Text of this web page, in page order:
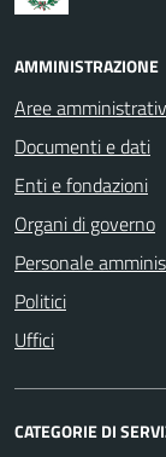
AMMINISTRAZIONE
Aree
Documenti e dati
Enti e fondazioni
Organi di governo
Personale
Politici
Uffici
CATEGORIE DI